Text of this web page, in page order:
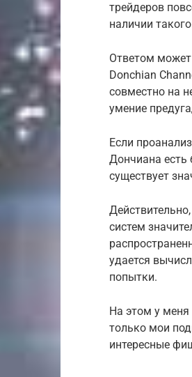
трейдеров
наличии
Ответом
Donchian
совместно на
умение
Если
Дончиана есть
существует
систем
удается
попытки.
На этом у меня
только мои
интересные